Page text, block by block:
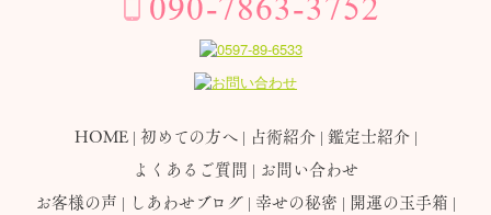
HOME 初めての方へ 占術紹介 鑑定士紹介
よくあるご質問 お問い合わせ
お客様の声
しあわせブログ 幸せの秘密 開運の玉手箱